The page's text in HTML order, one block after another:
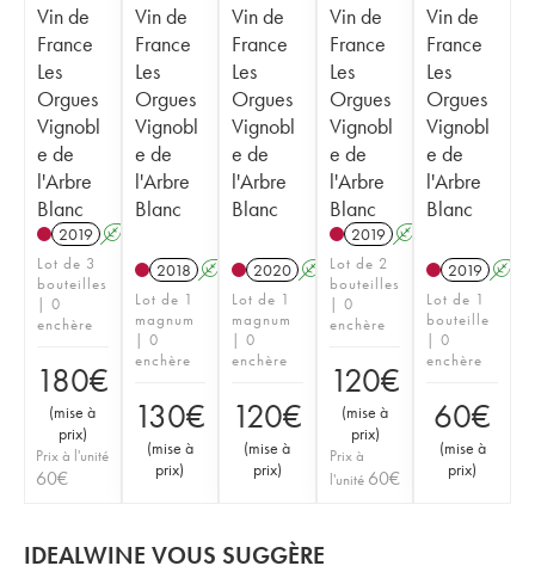
Vin de
France
Les
Orgues
Vignobl
e de
l'Arbre
Blanc
2019 A
Lot de 3
bouteilles
| 0
enchère
180€
(mise à
prix)
Prix à l'unité
60€
Vin de
France
Les
Orgues
Vignobl
e de
l'Arbre
Blanc
2018 A K
Lot de 1
magnum
| 0
enchère
130€
(mise à
prix)
Vin de
France
Les
Orgues
Vignobl
e de
l'Arbre
Blanc
2020 A K
Lot de 1
magnum
| 0
enchère
120€
(mise à
prix)
Vin de
France
Les
Orgues
Vignobl
e de
l'Arbre
Blanc
2019 A
Lot de 2
bouteilles
| 0
enchère
120€
(mise à
prix)
Prix à
l'unité 60€
Vin de
France
Les
Orgues
Vignobl
e de
l'Arbre
Blanc
2019 A
Lot de 1
bouteille
| 0
enchère
60€
(mise à
prix)
IDEALWINE VOUS SUGGÈRE